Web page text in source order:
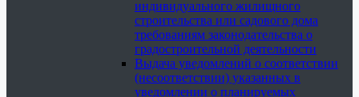
индивидуального жилищного
строительства или садового дома
требованиям законодательства о
градостроительной деятельности
Выдача уведомлений о соответствии
(несоответствии) указанных в
уведомлении о планируемых